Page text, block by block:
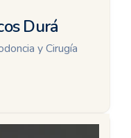
Durá
y Cirugía